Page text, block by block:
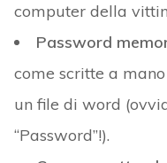
computer della
Password
come scritte a
un file di word
“Password”!).